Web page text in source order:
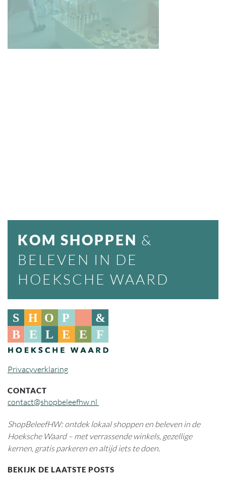
KOM SHOPPEN &
BELEVEN IN DE
HOEKSCHE WAARD
Privacyverklaring
CONTACT
contact@shopbeleefhw.nl
ShopBeleefHW: ontdek lokaal shoppen en beleven in de
Hoeksche Waard – met verrassende winkels, gezellige
kernen, gratis parkeren en altijd iets te doen.
BEKIJK DE LAATSTE POSTS